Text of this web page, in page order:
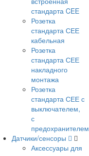
стандарта CEE
Розетка
стандарта СЕЕ
кабельная
Розетка
стандарта СЕЕ
накладного
монтажа
Розетка
стандарта СЕЕ с
выключателем,
с
предохранителем
Датчики/сенсоры
Аксессуары для